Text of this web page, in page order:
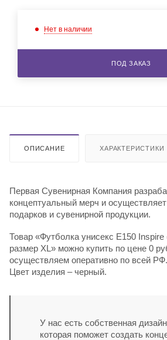
Нет в наличии
ПОД ЗАКАЗ
ОПИСАНИЕ ХАРАКТЕРИСТИКИ
Первая Сувенирная Компания
концептуальный мерч и
подарков и сувенирной продукции.
Товар «Футболка унисекс E150
размер XL» можно купить по цене 0
осуществляем оперативно по всей
Цвет изделия – черный.
У нас есть собственная
которая поможет создать